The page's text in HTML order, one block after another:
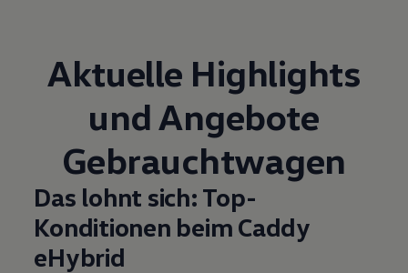
Aktuelle Highlights
und Angebote
Gebrauchtwagen
Das lohnt sich: Top-
Konditionen beim Caddy
eHybrid